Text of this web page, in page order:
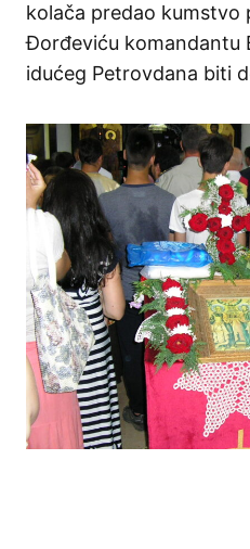
kolača predao
Đorđeviću komandantu
idućeg Petrovdana biti